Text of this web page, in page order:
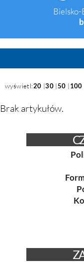
Bielsko-
wyświetl:20 |30 |50 |100
Brak artykułów.